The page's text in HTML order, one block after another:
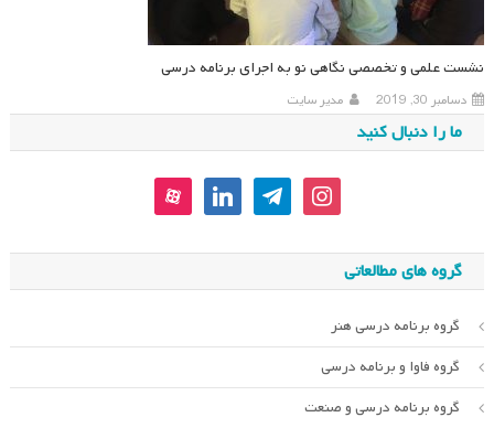
نشست علمی و تخصصی نگاهی نو به اجرای برنامه درسی
دسامبر 30, 2019 مدیر سایت
ما را دنبال کنید
instagram
telegram
linkedin
aparat
گروه های مطالعاتی
گروه برنامه درسی هنر
گروه فاوا و برنامه درسی
گروه برنامه درسی و صنعت